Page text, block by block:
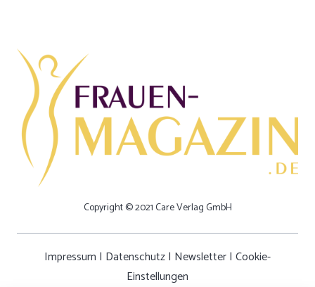
Copyright © 2021 Care Verlag GmbH
Impressum | Datenschutz| Newsletter| Cookie-
Einstellungen